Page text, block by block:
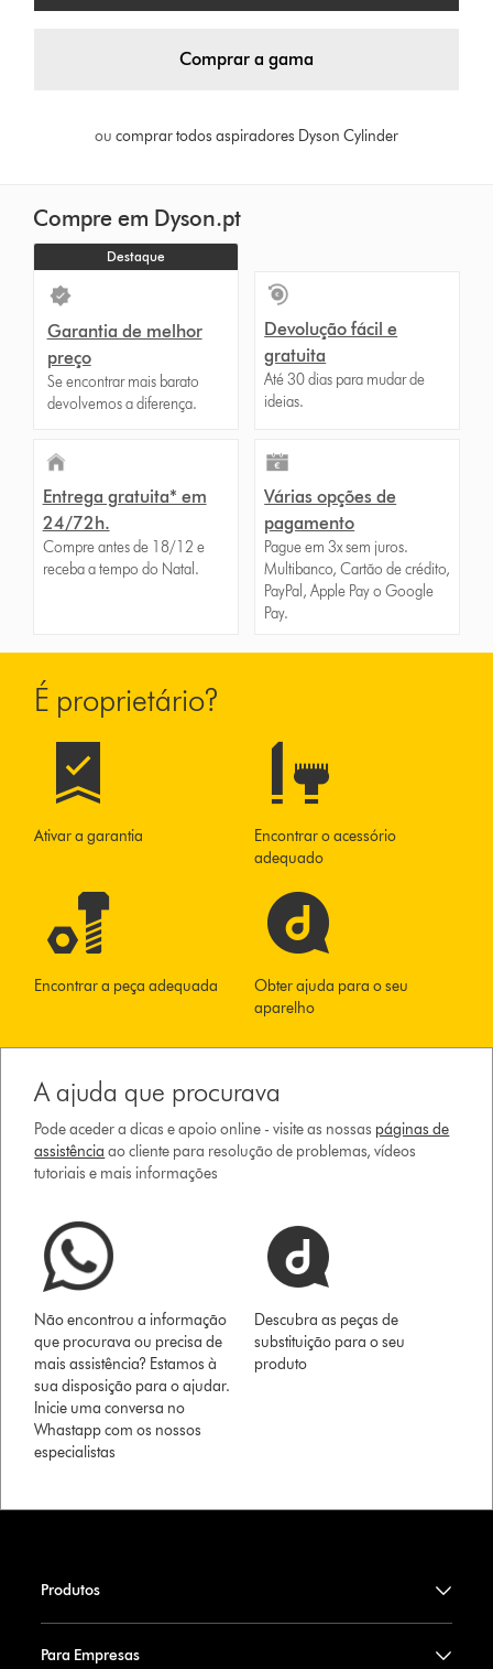
Comprar a gama
ou comprar todos aspiradores Dyson Cylinder
Compre em Dyson.pt
Destaque
Garantia de melhor
preço
Se encontrar mais barato
devolvemos a diferença.
Devolução fácil e
gratuita
Até 30 dias para mudar de
ideias.
Entrega gratuita* em
24/72h.
Compre antes de 18/12 e
receba a tempo do Natal.
Várias opções de
pagamento
Pague em 3x sem juros.
Multibanco, Cartão de crédito,
PayPal, Apple Pay o Google
Pay.
É proprietário?
Ativar a garantia
Encontrar o acessório
adequado
Encontrar a peça adequada
Obter ajuda para o seu
aparelho
A ajuda que procurava
Pode aceder a dicas e apoio online - visite as nossas páginas de
assistência ao cliente para resolução de problemas, vídeos
tutoriais e mais informações
Não encontrou a informação
que procurava ou precisa de
mais assistência? Estamos à
sua disposição para o ajudar.
Inicie uma conversa no
Whastapp com os nossos
especialistas
Descubra as peças de
substituição para o seu
produto
Produtos
Para Empresas